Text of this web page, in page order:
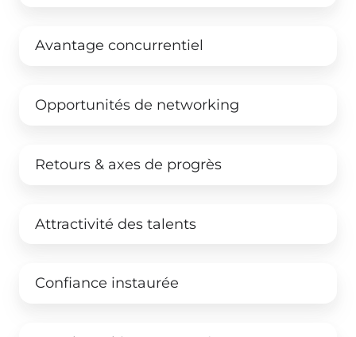
Avantage concurrentiel
Opportunités de networking
Retours & axes de progrès
Attractivité des talents
Confiance instaurée